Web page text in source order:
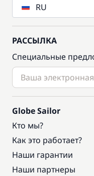
RU
РАССЫЛКА
Специальные
Globe Sailor
Кто мы?
Как это работает?
Наши гарантии
Наши партнеры